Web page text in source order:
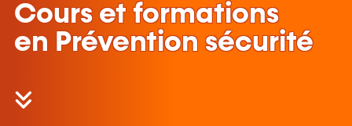
Cours et formations
en Prévention sécurité